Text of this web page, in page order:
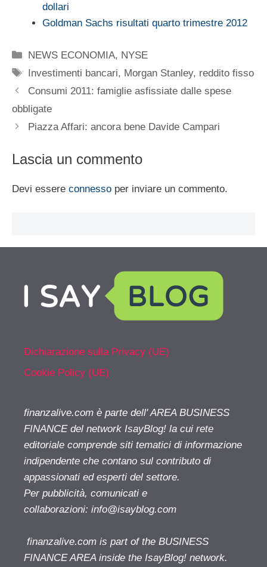
dollari
Goldman Sachs risultati quarto trimestre 2012
Categorie
NEWS ECONOMIA, NYSE
Tag
Investimenti bancari, Morgan Stanley, reddito fisso
Consumi 2011: famiglie asfissiate dalle spese
obbligate
Piazza Affari: ancora bene Davide Campari
Lascia un commento
Devi essere connesso per inviare un commento.
Dichiarazione sulla Privacy (UE)
Cookie Policy (UE)
finanzalive.com è parte dell' AREA BUSINESS
FINANCE del network IsayBlog! la cui rete
editoriale comprende siti tematici di informazione
indipendente che contano sul contributo di
appassionati ed esperti del settore.
Per pubblicità, comunicati e
collaborazioni: info@isayblog.com
finanzalive.com is part of the BUSINESS
FINANCE AREA inside the IsayBlog! network.